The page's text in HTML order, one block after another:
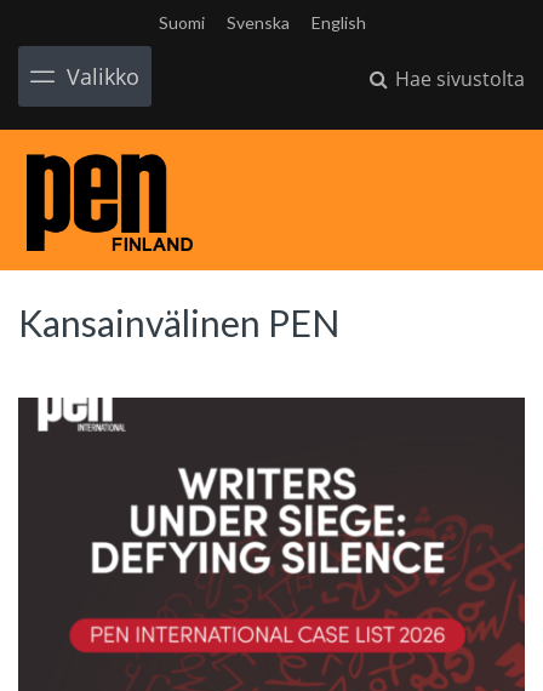
Suomi Svenska English
Valikko Hae sivustolta
Kansainvälinen PEN